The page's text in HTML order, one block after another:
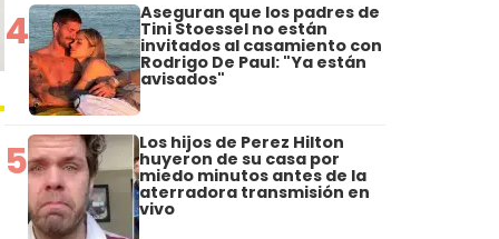
4 Aseguran que los padres de
Tini Stoessel no están
invitados al casamiento con
Rodrigo De Paul: "Ya están
avisados"
5 Los hijos de Perez Hilton
huyeron de su casa por
miedo minutos antes de la
aterradora transmisión en
vivo